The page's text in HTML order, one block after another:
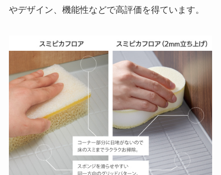
やデザイン、機能性などで高評価を得ています。